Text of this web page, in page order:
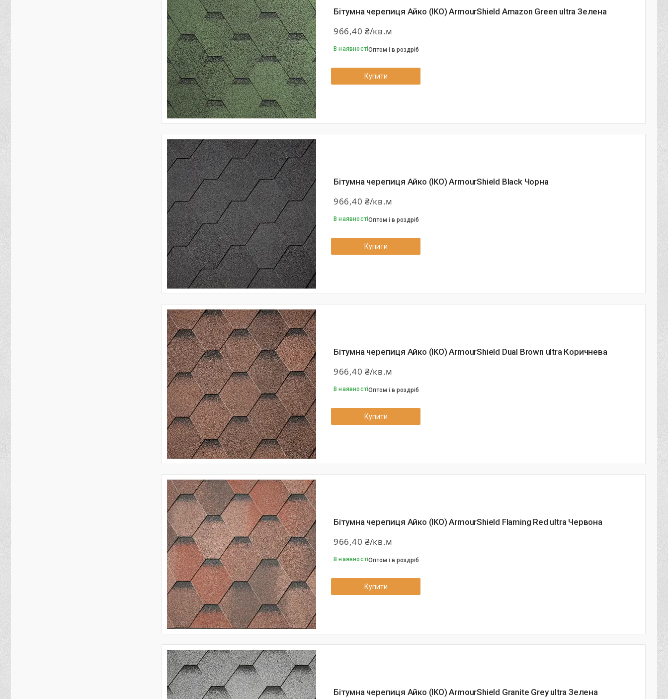
Бітумна черепиця Айко (IKO) ArmourShield Amazon Green ultra Зелена
966,40 ₴/кв.м
В наявностіОптом і в роздріб
Купити
Бітумна черепиця Айко (IKO) ArmourShield Black Чорна
966,40 ₴/кв.м
В наявностіОптом і в роздріб
Купити
Бітумна черепиця Айко (IKO) ArmourShield Dual Brown ultra Коричнева
966,40 ₴/кв.м
В наявностіОптом і в роздріб
Купити
Бітумна черепиця Айко (IKO) ArmourShield Flaming Red ultra Червона
966,40 ₴/кв.м
В наявностіОптом і в роздріб
Купити
Бітумна черепиця Айко (IKO) ArmourShield Granite Grey ultra Зелена